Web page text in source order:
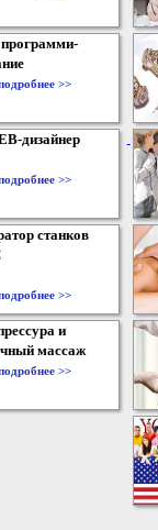
>>
дизайнер
>>
станков
>>
и
массаж
>>